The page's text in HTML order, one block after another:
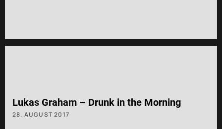
Lukas Graham – Drunk in the Morning
28. AUGUST 2017